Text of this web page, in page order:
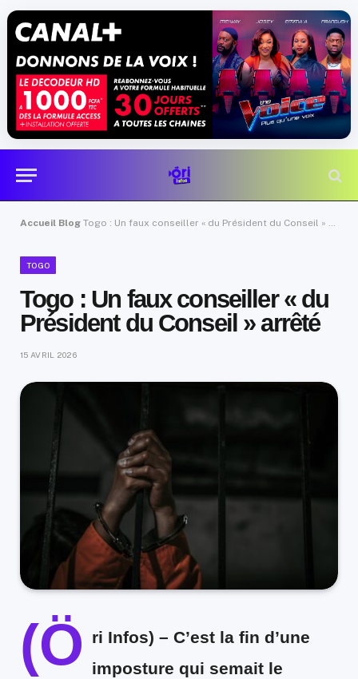
Accueil Blog Togo : Un faux conseiller « du Président du Conseil » arrêté
TOGO
Togo : Un faux conseiller « du
Président du Conseil » arrêté
15 AVRIL 2026
(Ö ri Infos) – C’est la fin d’une
imposture qui semait le